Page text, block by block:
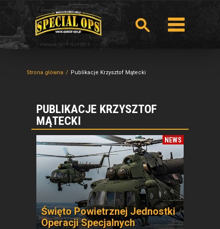
Strona główna Publikacje Krzysztof Mątecki
PUBLIKACJE KRZYSZTOF
MĄTECKI
NEWS
Święto Powietrznej Jednostki
Operacji Specjalnych